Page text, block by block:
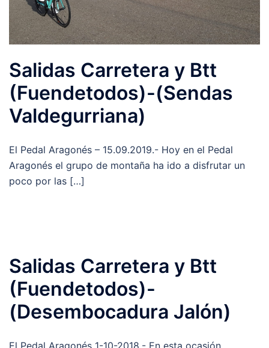
Salidas Carretera y Btt
(Fuendetodos)-(Sendas
Valdegurriana)
El Pedal Aragonés – 15.09.2019.- Hoy en el Pedal
Aragonés el grupo de montaña ha ido a disfrutar un
poco por las […]
Salidas Carretera y Btt
(Fuendetodos)-
(Desembocadura Jalón)
El Pedal Aragonés 1-10-2018.- En esta ocasión